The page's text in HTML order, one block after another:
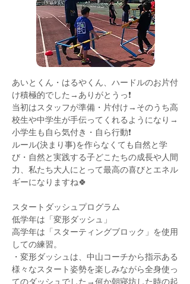
あいとくん・はるやくん、ハードルのお片付
け積極的でした→ありがとうっ❗️
当初はスタッフが準備・片付け→そのうち高
校生や中学生が手伝ってくれるようになり→
小学生も自ら気付き・自ら行動❗️
ルール(決まり事)を作らなくても自然と学
び・自然と実践する子どこたちの成長や人間
力、私たち大人にとって最高の喜びとエネル
ギーになりますね🍀
スタートダッシュプログラム
低学年は「変形ダッシュ」
高学年は「スターティングブロック」を使用
しての練習。
・変形ダッシュは、中山コーチから指示ある
様々なスタート姿勢を楽しみながら全身使っ
てのダッシュでした→何か朝寝坊した時の起